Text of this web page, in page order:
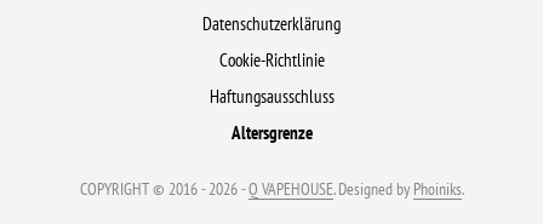
Datenschutzerklärung
Cookie-Richtlinie
Haftungsausschluss
Altersgrenze
COPYRIGHT © 2016 - 2026 -Q VAPEHOUSE. Designed by Phoiniks.